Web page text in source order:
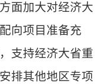
面加大对经济大
向项目准备充
支持经济大省重
排其他地区专项